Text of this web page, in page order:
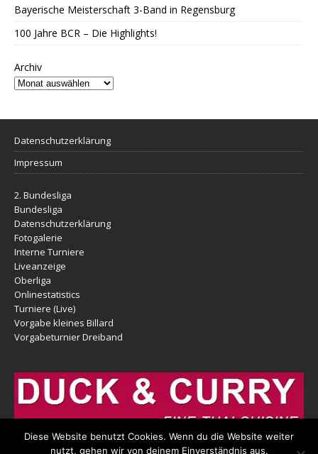
Bayerische Meisterschaft 3-Band in Regensburg
100 Jahre BCR – Die Highlights!
Archiv
Datenschutzerklärung
Impressum
2. Bundesliga
Bundesliga
Datenschutzerklärung
Fotogalerie
Interne Turniere
Liveanzeige
Oberliga
Onlinestatistics
Turniere (Live)
Vorgabe kleines Billard
Vorgabeturnier Dreiband
Diese Website benutzt Cookies. Wenn du die Website weiter
nutzt, gehen wir von deinem Einverständnis aus.